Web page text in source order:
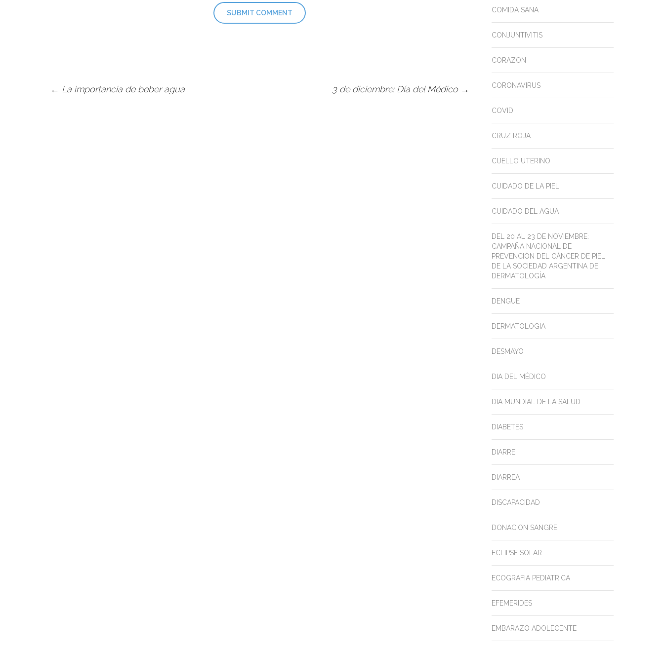
← La importancia de beber agua 3 de diciembre: Día del Médico →
COMIDA SANA
CONJUNTIVITIS
CORAZON
CORONAVIRUS
COVID
CRUZ ROJA
CUELLO UTERINO
CUIDADO DE LA PIEL
CUIDADO DEL AGUA
DEL 20 AL 23 DE NOVIEMBRE:
CAMPAÑA NACIONAL DE
PREVENCIÓN DEL CÁNCER DE PIEL
DE LA SOCIEDAD ARGENTINA DE
DERMATOLOGÍA
DENGUE
DERMATOLOGIA
DESMAYO
DIA DEL MÉDICO
DIA MUNDIAL DE LA SALUD
DIABETES
DIARRE
DIARREA
DISCAPACIDAD
DONACION SANGRE
ECLIPSE SOLAR
ECOGRAFIA PEDIATRICA
EFEMERIDES
EMBARAZO ADOLECENTE